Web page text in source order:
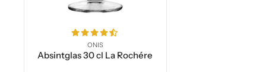
ONIS
Absintglas 30 cl La Rochére